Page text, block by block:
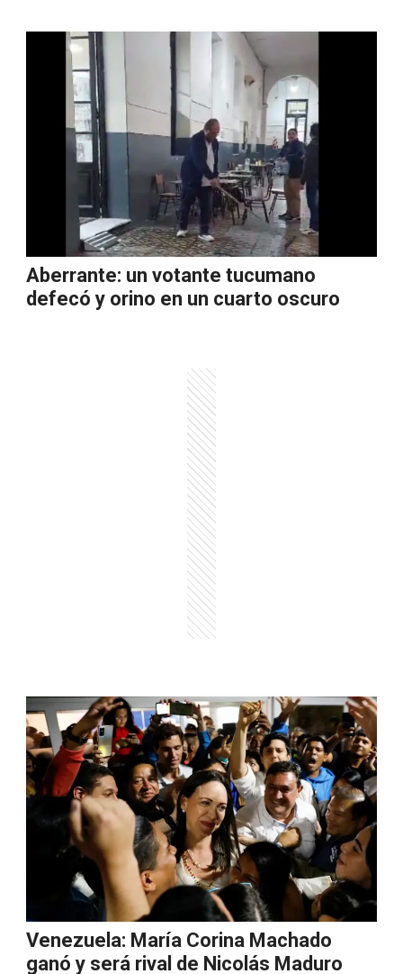
Aberrante: un votante tucumano
defecó y orino en un cuarto oscuro
Venezuela: María Corina Machado
ganó y será rival de Nicolás Maduro